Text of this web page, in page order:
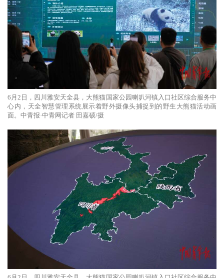
6月2日，四川雅安天全县，大熊猫国家公园喇叭河镇入口社区综合服务中
心内，天全智慧管理系统展示着野外摄像头捕捉到的野生大熊猫活动画
面。中青报·中青网记者 田嘉硕/摄